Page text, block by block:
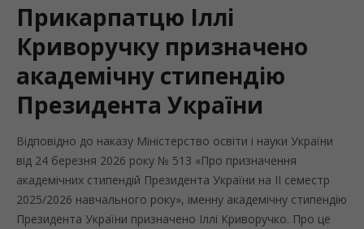
Прикарпатцю Іллі
Криворучку призначено
академічну стипендію
Президента України
Відповідно до наказу Міністерство освіти і науки України
від 24 березня 2026 року № 513 «Про призначення
академічних стипендій Президента України на ІІ семестр
2025/2026 навчального року», іменну академічну стипендію
Президента України призначено Іллі Криворучко. Про це